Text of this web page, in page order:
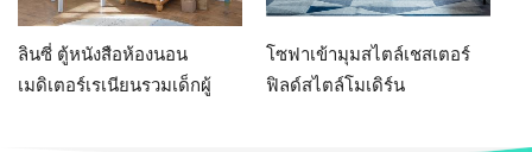
ลินซี่ ตู้หนังสือห้องนอน
เมดิเตอร์เรเนียนรวมเด็กผู้
โซฟาเข้ามุมสไตล์เชสเตอร์
ฟิลด์สไตล์โมเดิร์น